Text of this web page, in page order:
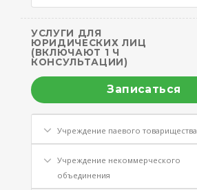
УСЛУГИ ДЛЯ
ЮРИДИЧЕСКИХ ЛИЦ
(ВКЛЮЧАЮТ 1 Ч
КОНСУЛЬТАЦИИ)
Записаться
Учреждение паевого товарищества
Учреждение некоммерческого
объединения